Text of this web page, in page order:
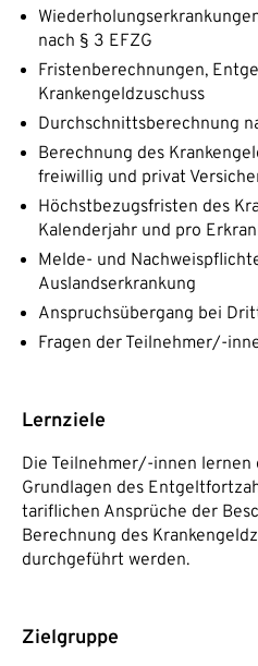
nach § 3 EFZG
Fristenberechnungen,
Krankengeldzuschuss
Durchschnittsberechnung
Berechnung des
freiwillig und privat
Höchstbezugsfristen des
Kalenderjahr und pro
Melde- und
Auslandserkrankung
Anspruchsübergang bei
Fragen der Teilnehmer/-
Lernziele
Die Teilnehmer/-innen lernen
Grundlagen des
tariflichen Ansprüche der
Berechnung des
durchgeführt werden.
Zielgruppe